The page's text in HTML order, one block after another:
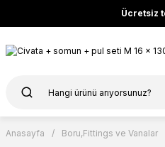
Ücretsiz
Anasayfa Boru,Fittings ve Vanalar